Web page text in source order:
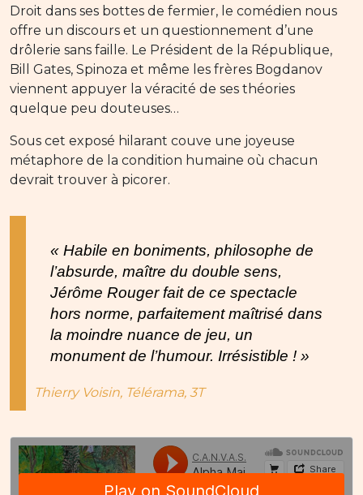
Droit dans ses bottes de fermier, le comédien nous
offre un discours et un questionnement d’une
drôlerie sans faille. Le Président de la République,
Bill Gates, Spinoza et même les frères Bogdanov
viennent appuyer la véracité de ses théories
quelque peu douteuses…
Sous cet exposé hilarant couve une joyeuse
métaphore de la condition humaine où chacun
devrait trouver à picorer.
« Habile en boniments, philosophe de
l’absurde, maître du double sens,
Jérôme Rouger fait de ce spectacle
hors norme, parfaitement maîtrisé dans
la moindre nuance de jeu, un
monument de l’humour. Irrésistible ! »
Thierry Voisin, Télérama, 3T